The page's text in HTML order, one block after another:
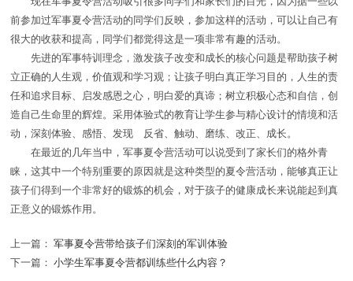
前参加过军事夏令营活动的同学们反映，参加这样的活动，可以让自己有
很大的收获和提高，同学们都觉得这是一项非常有趣的活动。
先进的军事特训理念，激发孩子改变和成长的核心问题是帮助孩子树
立正确的人生观，价值观和学习观；让孩子明白真正学习目的，人生的责
任和追求目标、启发感恩之心，明白爱的真谛；树立积极心态和自信，创
造自己生命里的辉煌。采用体验式的教育让学生参与精心设计的情境和活
动，深刻体验、感悟、发现 反省、触动、磨练、改正、成长。
在最近的几年当中，军事夏令营活动可以说受到了家长们的格外青
睐，这其中一个特别重要的原因就是这种类型的夏令营活动，能够真正让
孩子们得到一个非常好的锻炼的机会，对于孩子的健康成长来说能起到真
正意义的锻炼作用。
上一篇： 军事夏令营带给孩子们深刻的军训体验
下一篇： 小学生军事夏令营都训练些什么内容？